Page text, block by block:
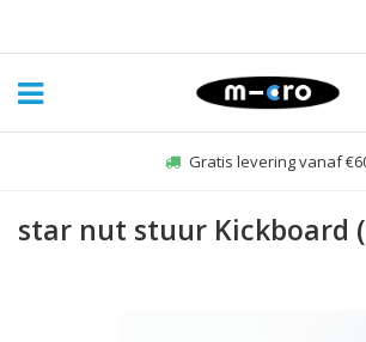
Gratis levering vanaf
star nut stuur Kickboard